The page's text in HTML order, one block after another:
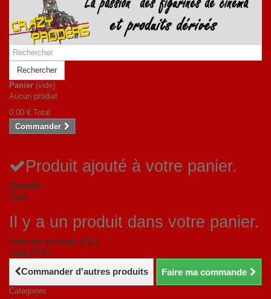
Rechercher
Panier (vide)
Aucun produit
0,00 € Total
Commander
Produit ajouté à votre panier.
Quantité
Total
Il y a un produit dans votre panier.
Total des produits (TTC)
Total (TTC)
Commander d'autres produits Faire ma commande
Catégories